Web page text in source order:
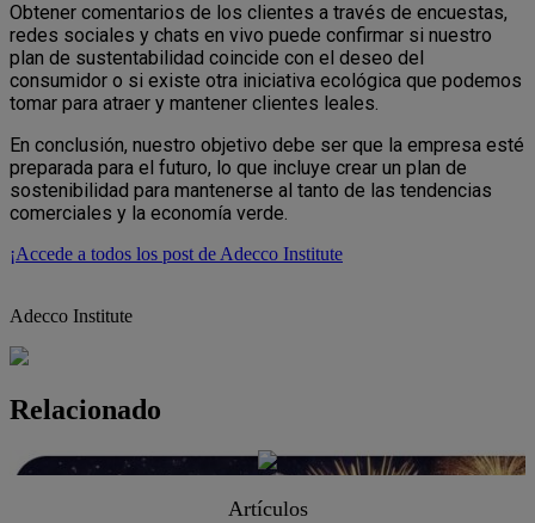
Obtener comentarios de los clientes a través de encuestas,
redes sociales y chats en vivo puede confirmar si nuestro
plan de sustentabilidad coincide con el deseo del
consumidor o si existe otra iniciativa ecológica que podemos
tomar para atraer y mantener clientes leales.
En conclusión, nuestro objetivo debe ser que la empresa esté
preparada para el futuro, lo que incluye crear un plan de
sostenibilidad para mantenerse al tanto de las tendencias
comerciales y la economía verde.
¡Accede a todos los post de Adecco Institute
Adecco Institute
Relacionado
Artículos